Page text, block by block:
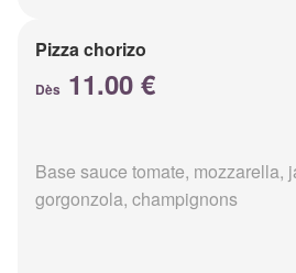
Pizza chorizo
Dès 11.00 €
Base sauce tomate, mozzarella,
gorgonzola, champignons